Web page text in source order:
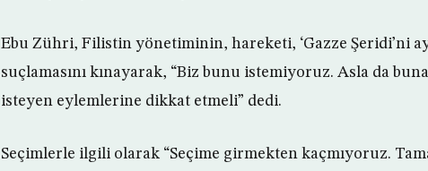
Ebu Zühri, Filistin yönetiminin, hareketi, ‘Gazze Şeridi’ni
suçlamasını kınayarak, “Biz bunu istemiyoruz. Asla da
isteyen eylemlerine dikkat etmeli” dedi.
Seçimlerle ilgili olarak “Seçime girmekten kaçmıyoruz.